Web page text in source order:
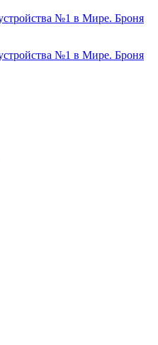
№1 в Мире. Броня
№1 в Мире. Броня